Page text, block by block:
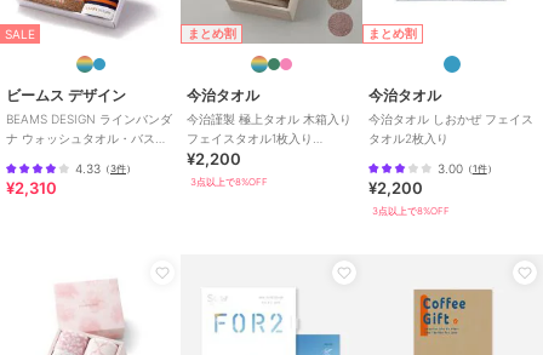
SALE
ビームス デザイン
BEAMS DESIGN ラインバンダ
ナ ウォッシュタオル・バスタ
4.33 （3件）
¥2,310
まとめ割
今治タオル
今治謹製 極上タオル 木箱入り
フェイスタオル1枚入り
GK22020
¥2,200
3点以上で8%OFF
まとめ割
今治タオル
今治タオル しおかぜ フェイス
タオル2枚入り
3.00（1件）
¥2,200
3点以上で8%OFF